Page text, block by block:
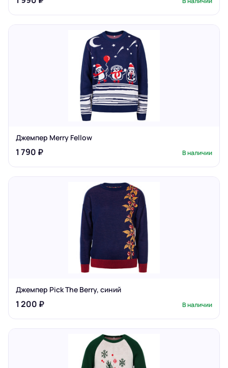
Джемпер Merry Fellow
1 790 ₽ В наличии
Джемпер Pick The Berry, синий
1 200 ₽ В наличии